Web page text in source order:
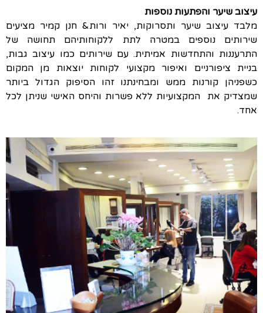
עיצוב שיער והפתעות נוספות
מלבד עיצוב שיער ותסרוקות, יאיר ורות& חנן קמיר מציעים
שירותים נוספים במטרה לתת ללקוחותיהם תחושה של
התרעננות והתחדשות אמיתית. עם שירותים כמו עיצוב גבות,
בניית ציפורניים ואיפור מקצועי לקוחות יוצאות מן המקום
כשפניהן קורנות ממש ומבחינתנו זהו הסיפוק הגדול ביותר
שמצדיק את המקצועיות ללא פשרות והיחס האישי שניתן לכל
אחד.